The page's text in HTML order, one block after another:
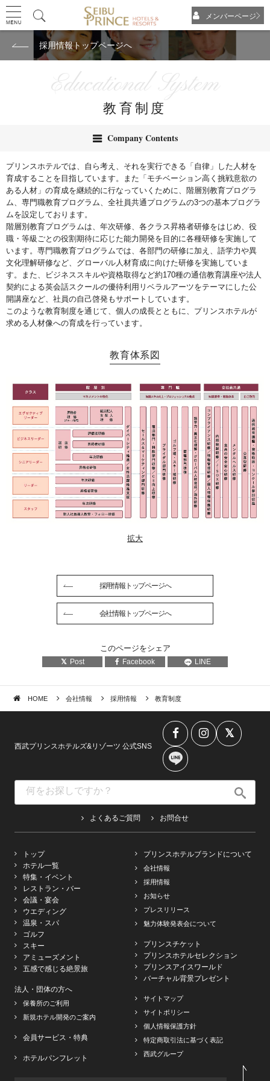
メンバーページ
採用情報トップページへ
Educational System
教育制度
Company Contents
プリンスホテルでは、自ら考え、それを実行できる「自律」した人材を
育成することを目指しています。また「モチベーション高く挑戦意欲の
ある人材」の育成を継続的に行なっていくために、階層別教育プログラ
ム、専門職教育プログラム、全社員共通プログラムの3つの基本プログラ
ムを設定しております。
階層別教育プログラムは、年次研修、各クラス昇格者研修をはじめ、役
職・等級ごとの役割期待に応じた能力開発を目的に各種研修を実施して
います。専門職教育プログラムでは、各部門の研修に加え、語学力や異
文化理解研修など、グローバル人材育成に向けた研修を実施していま
す。また、ビジネススキルや資格取得など約170種の通信教育講座や法人
契約による英会話スクールの優待利用リベラルアーツをテーマにした公
開講座など、社員の自己啓発もサポートしています。
このような教育制度を通じて、個人の成長とともに、プリンスホテルが
求める人材像への育成を行っています。
教育体系図
拡大
採用情報トップページへ
会社情報トップページへ
このページをシェア
Post Facebook LINE
HOME 会社情報 採用情報 教育制度
西武プリンスホテルズ&リゾーツ 公式SNS
よくあるご質問 お問合せ
トップ
ホテル一覧
特集・イベント
レストラン・バー
会議・宴会
ウエディング
温泉・スパ
ゴルフ
スキー
アミューズメント
五感で感じる絶景旅
法人・団体の方へ
保養所のご利用
新規ホテル開発のご案内
会員サービス・特典
ホテルパンフレット
プリンスホテルブランドについて
会社情報
採用情報
お知らせ
プレスリリース
魅力体験発表会について
プリンスチケット
プリンスホテルセレクション
プリンスアイスワールド
バーチャル背景プレゼント
サイトマップ
サイトポリシー
個人情報保護方針
特定商取引法に基づく表記
西武グループ